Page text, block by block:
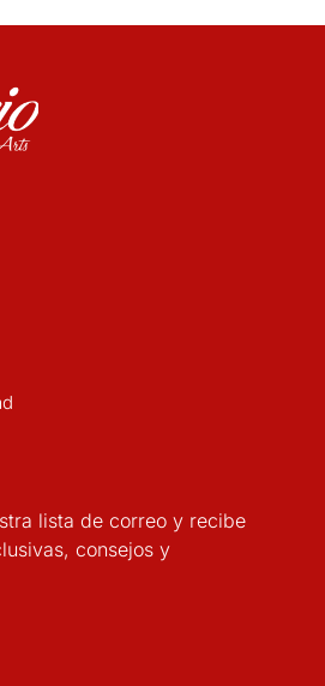
lista de correo y recibe
consejos y